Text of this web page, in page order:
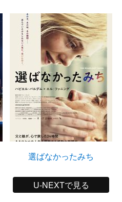
選ばなかったみち
U-NEXTで見る